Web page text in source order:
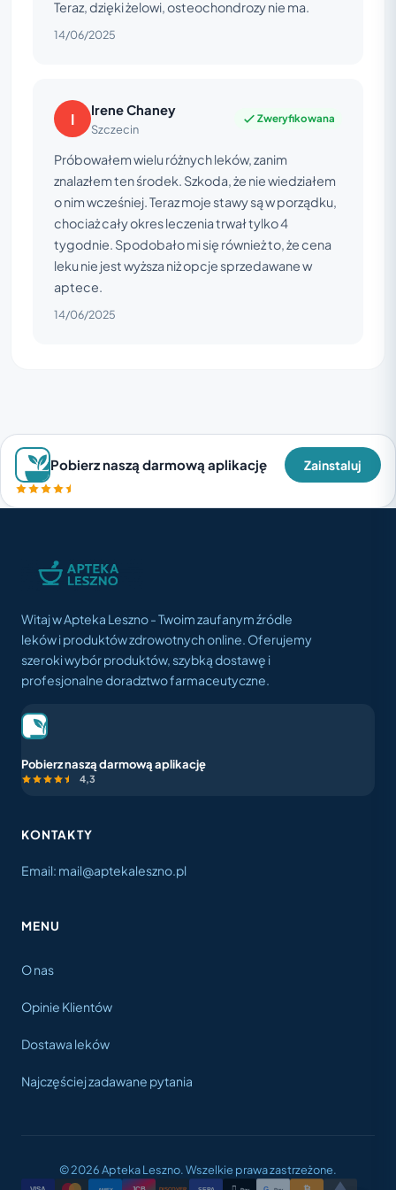
Teraz, dzięki żelowi, osteochondrozy nie ma.
14/06/2025
I Irene Chaney
Szczecin
Zweryfikowana
Próbowałem wielu różnych leków, zanim
znalazłem ten środek. Szkoda, że nie wiedziałem
o nim wcześniej. Teraz moje stawy są w porządku,
chociaż cały okres leczenia trwał tylko 4
tygodnie. Spodobało mi się również to, że cena
leku nie jest wyższa niż opcje sprzedawane w
aptece.
14/06/2025
Pobierz naszą darmową aplikację Zainstaluj
Witaj w Apteka Leszno - Twoim zaufanym źródle
leków i produktów zdrowotnych online. Oferujemy
szeroki wybór produktów, szybką dostawę i
profesjonalne doradztwo farmaceutyczne.
Pobierz naszą darmową aplikację
4,3
KONTAKTY
Email: mail@aptekaleszno.pl
MENU
O nas
Opinie Klientów
Dostawa leków
Najczęściej zadawane pytania
© 2026 Apteka Leszno. Wszelkie prawa zastrzeżone.